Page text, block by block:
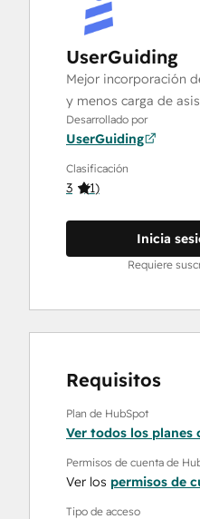
UserGuiding
Mejor incorporación
y menos carga de
Desarrollado por
UserGuiding
Clasificación
3 (1)
Inicia
Requiere
Requisitos
Plan de HubSpot
Ver todos los planes
Permisos de cuenta de
Ver los permisos de
Tipo de acceso